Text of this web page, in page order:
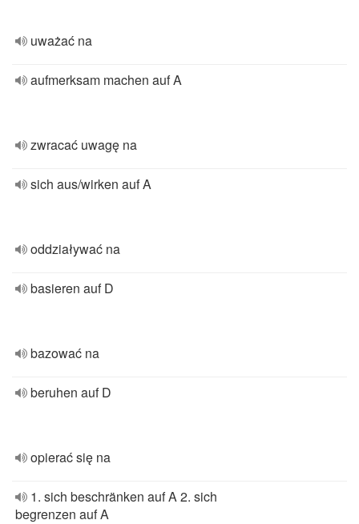
uważać na
aufmerksam machen auf A
zwracać uwagę na
sich aus/wirken auf A
oddziaływać na
basieren auf D
bazować na
beruhen auf D
opierać się na
1. sich beschränken auf A 2. sich
begrenzen auf A